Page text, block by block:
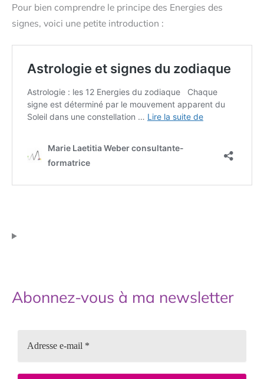
Pour bien comprendre le principe des Energies des
signes, voici une petite introduction :
Abonnez-vous à ma newsletter